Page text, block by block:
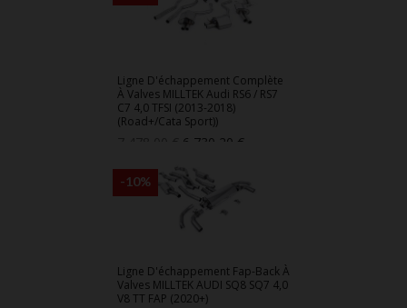
Ligne D'échappement Complète
À Valves MILLTEK Audi RS6 / RS7
C7 4,0 TFSI (2013-2018)
(Road+/Cata Sport))
base
Prix
6 730,20 €
Ligne D'échappement Fap-Back À
Valves MILLTEK AUDI SQ8 SQ7 4,0
V8 TT FAP (2020+)
-10%